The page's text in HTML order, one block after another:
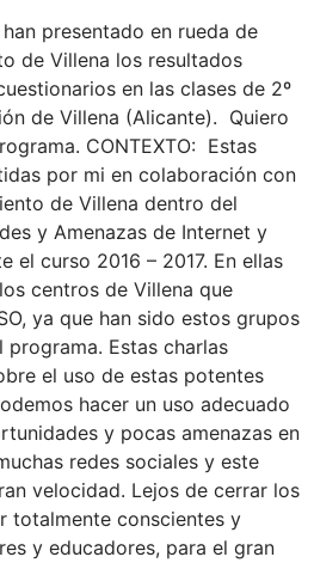
presentado en rueda de
de Villena los resultados
en las clases de 2º
de Villena (Alicante). Quiero
CONTEXTO: Estas
por mi en colaboración con
de Villena dentro del
y Amenazas de Internet y
el curso 2016 – 2017. En ellas
centros de Villena que
ya que han sido estos grupos
Estas charlas
el uso de estas potentes
hacer un uso adecuado
y pocas amenazas en
redes sociales y este
velocidad. Lejos de cerrar los
totalmente conscientes y
y educadores, para el gran